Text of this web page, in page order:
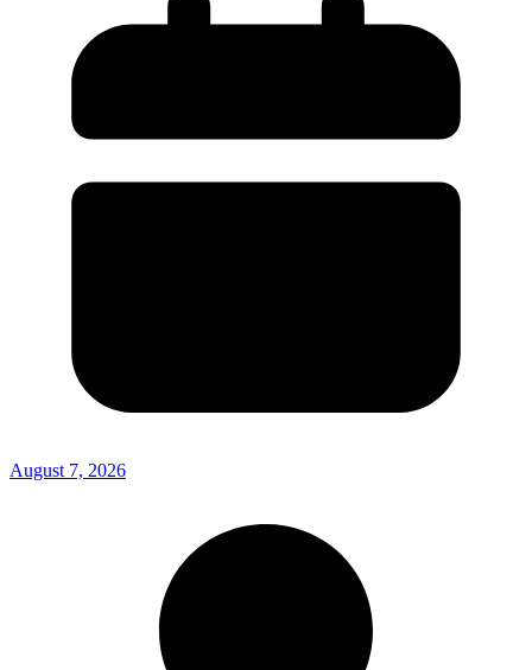
August 7, 2026